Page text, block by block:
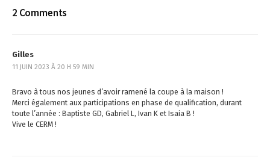
s
n
a
v
i
2 Comments
Gilles
11 JUIN 2023 À 20 H 59 MIN
Bravo à tous nos jeunes d’avoir ramené la coupe à la maison !
Merci également aux participations en phase de qualification, durant
toute l’année : Baptiste GD, Gabriel L, Ivan K et Isaia B !
Vive le CERM !